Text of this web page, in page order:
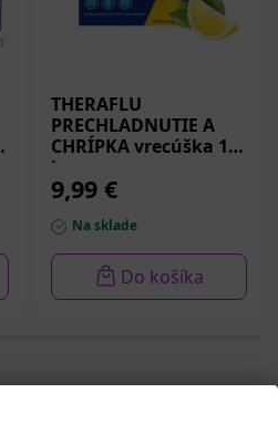
THERAFLU
PRECHLADNUTIE A
CHRÍPKA vrecúška 14
ks
9,99 €
Na sklade
Do košíka